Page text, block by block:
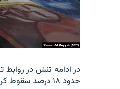
در ادامه تنش در روابط
حدود ۱۸ درصد سقوط کرد.